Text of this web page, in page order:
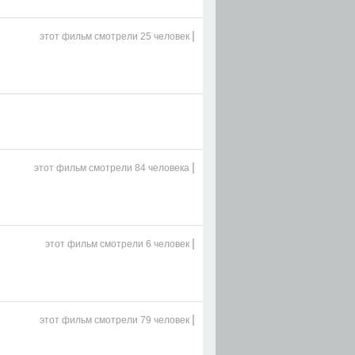
этот фильм смотрели 25 человек |
этот фильм смотрели 84 человека |
этот фильм смотрели 6 человек |
этот фильм смотрели 79 человек |